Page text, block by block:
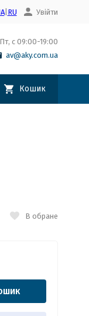
| RU Увійти
с 09:00-19:00
av@aky.com.ua
Кошик
В обране